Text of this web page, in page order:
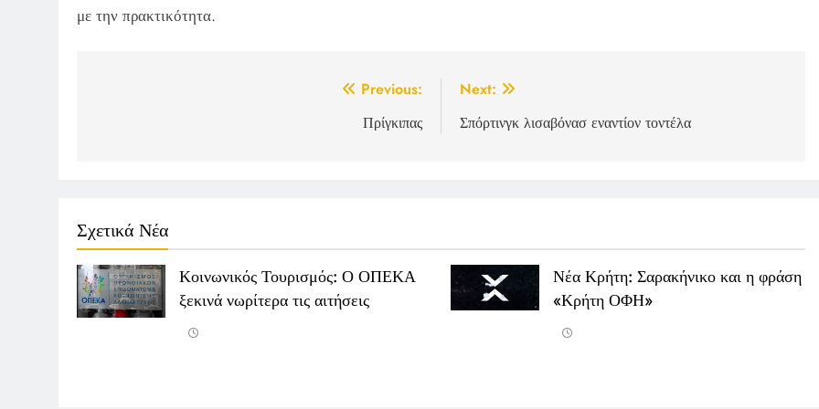
με την πρακτικότητα.
Previous:
Πρίγκιπας
Next:
Σπόρτινγκ λισαβόνασ εναντίον τοντέλα
Σχετικά Νέα
Κοινωνικός Τουρισμός: Ο ΟΠΕΚΑ
ξεκινά νωρίτερα τις αιτήσεις
Νέα Κρήτη: Σαρακήνικο και η φράση
«Κρήτη ΟΦΗ»